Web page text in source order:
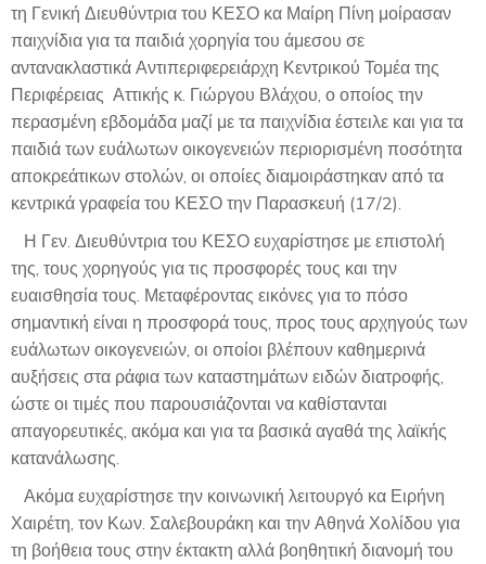
τη Γενική Διευθύντρια του ΚΕΣΟ κα Μαίρη Πίνη μοίρασαν
παιχνίδια για τα παιδιά χορηγία του άμεσου σε
αντανακλαστικά Αντιπεριφερειάρχη Κεντρικού Τομέα της
Περιφέρειας Αττικής κ. Γιώργου Βλάχου, ο οποίος την
περασμένη εβδομάδα μαζί με τα παιχνίδια έστειλε και για τα
παιδιά των ευάλωτων οικογενειών περιορισμένη ποσότητα
αποκρεάτικων στολών, οι οποίες διαμοιράστηκαν από τα
κεντρικά γραφεία του ΚΕΣΟ την Παρασκευή (17/2).
Η Γεν. Διευθύντρια του ΚΕΣΟ ευχαρίστησε με επιστολή
της, τους χορηγούς για τις προσφορές τους και την
ευαισθησία τους. Μεταφέροντας εικόνες για το πόσο
σημαντική είναι η προσφορά τους, προς τους αρχηγούς των
ευάλωτων οικογενειών, οι οποίοι βλέπουν καθημερινά
αυξήσεις στα ράφια των καταστημάτων ειδών διατροφής,
ώστε οι τιμές που παρουσιάζονται να καθίστανται
απαγορευτικές, ακόμα και για τα βασικά αγαθά της λαϊκής
κατανάλωσης.
Ακόμα ευχαρίστησε την κοινωνική λειτουργό κα Ειρήνη
Χαιρέτη, τον Κων. Σαλεβουράκη και την Αθηνά Χολίδου για
τη βοήθεια τους στην έκτακτη αλλά βοηθητική διανομή του